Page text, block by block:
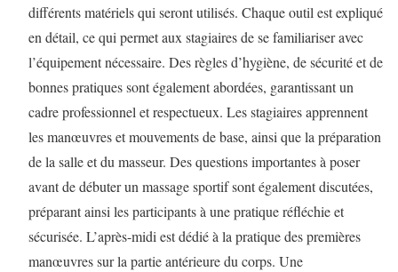
différents matériels qui seront utilisés. Chaque outil est expliqué
en détail, ce qui permet aux stagiaires de se familiariser avec
l’équipement nécessaire. Des règles d’hygiène, de sécurité et de
bonnes pratiques sont également abordées, garantissant un
cadre professionnel et respectueux. Les stagiaires apprennent
les manœuvres et mouvements de base, ainsi que la préparation
de la salle et du masseur. Des questions importantes à poser
avant de débuter un massage sportif sont également discutées,
préparant ainsi les participants à une pratique réfléchie et
sécurisée. L’après-midi est dédié à la pratique des premières
manœuvres sur la partie antérieure du corps. Une